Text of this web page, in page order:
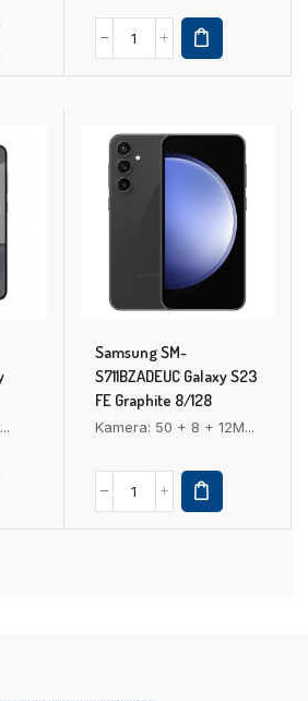
Samsung SM-
S711BZADEUC Galaxy S23
FE Graphite 8/128
Kamera: 50 + 8 + 12M...